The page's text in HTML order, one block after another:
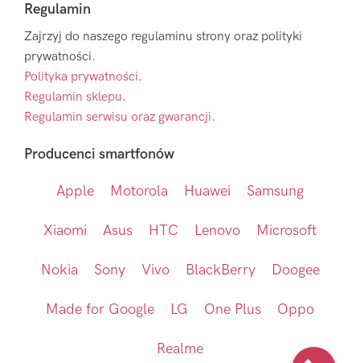
Regulamin
Zajrzyj do naszego regulaminu strony oraz polityki
prywatności.
Polityka prywatności.
Regulamin sklepu.
Regulamin serwisu oraz gwarancji.
Producenci smartfonów
Apple Motorola Huawei Samsung
Xiaomi Asus HTC Lenovo Microsoft
Nokia Sony Vivo BlackBerry Doogee
Made for Google LG One Plus Oppo
Realme